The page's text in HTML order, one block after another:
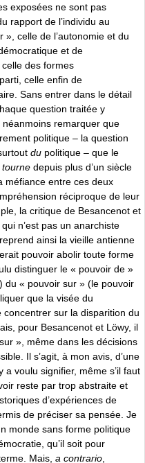
exposées ne sont pas
rapport de l’individu au
celle de l’autonomie et du
et de
des formes
celle enfin de
Sans entrer dans le détail
question traitée y
remarquer que
politique – la question
du politique – que le
tourne depuis plus d’un siècle
méfiance entre ces deux
réciproque de leur
la critique de Besancenot et
, qui n’est pas un anarchiste
ainsi la vieille antienne
pouvoir abolir toute forme
distinguer le « pouvoir de »
du « pouvoir sur » (le pouvoir
que la visée du
sur la disparition du
pour Besancenot et Löwy, il
», même dans les décisions
Il s’agit, à mon avis, d’une
voulu signifier, même s’il faut
reste par trop abstraite et
d’expériences de
de préciser sa pensée. Je
monde sans forme politique
qu’il soit pour
Mais, a contrario